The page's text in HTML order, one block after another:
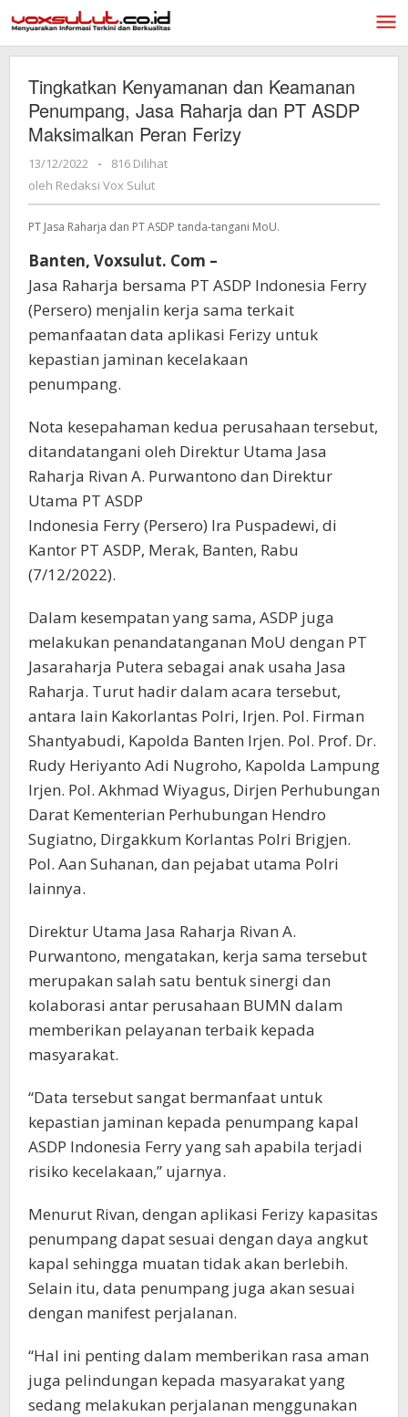
ke
konten
Tingkatkan Kenyamanan dan Keamanan
Penumpang, Jasa Raharja dan PT ASDP
Maksimalkan Peran Ferizy
13/12/2022
oleh
Redaksi
-
816 Dilihat
oleh Redaksi Vox Sulut
PT Jasa Raharja dan PT ASDP tanda-tangani MoU.
Banten, Voxsulut. Com –
Jasa Raharja bersama PT ASDP Indonesia Ferry
(Persero) menjalin kerja sama terkait
pemanfaatan data aplikasi Ferizy untuk
kepastian jaminan kecelakaan
penumpang.
Nota kesepahaman kedua perusahaan tersebut,
ditandatangani oleh Direktur Utama Jasa
Raharja Rivan A. Purwantono dan Direktur
Utama PT ASDP
Indonesia Ferry (Persero) Ira Puspadewi, di
Kantor PT ASDP, Merak, Banten, Rabu
(7/12/2022).
Dalam kesempatan yang sama, ASDP juga
melakukan penandatanganan MoU dengan PT
Jasaraharja Putera sebagai anak usaha Jasa
Raharja. Turut hadir dalam acara tersebut,
antara lain Kakorlantas Polri, Irjen. Pol. Firman
Shantyabudi, Kapolda Banten Irjen. Pol. Prof. Dr.
Rudy Heriyanto Adi Nugroho, Kapolda Lampung
Irjen. Pol. Akhmad Wiyagus, Dirjen Perhubungan
Darat Kementerian Perhubungan Hendro
Sugiatno, Dirgakkum Korlantas Polri Brigjen.
Pol. Aan Suhanan, dan pejabat utama Polri
lainnya.
Direktur Utama Jasa Raharja Rivan A.
Purwantono, mengatakan, kerja sama tersebut
merupakan salah satu bentuk sinergi dan
kolaborasi antar perusahaan BUMN dalam
memberikan pelayanan terbaik kepada
masyarakat.
“Data tersebut sangat bermanfaat untuk
kepastian jaminan kepada penumpang kapal
ASDP Indonesia Ferry yang sah apabila terjadi
risiko kecelakaan,” ujarnya.
Menurut Rivan, dengan aplikasi Ferizy kapasitas
penumpang dapat sesuai dengan daya angkut
kapal sehingga muatan tidak akan berlebih.
Selain itu, data penumpang juga akan sesuai
dengan manifest perjalanan.
“Hal ini penting dalam memberikan rasa aman
juga pelindungan kepada masyarakat yang
sedang melakukan perjalanan menggunakan